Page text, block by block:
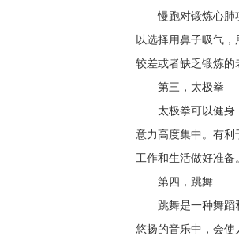
慢跑对锻炼心肺
以选择用鼻子吸气
较差或者缺乏锻炼的
第三，太极拳
太极拳可以健
意力高度集中。有利
工作和生活做好准备
第四，跳舞
跳舞是一种舞
悠扬的音乐中，会